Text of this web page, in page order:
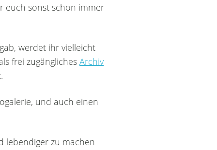
euch sonst schon immer
werdet ihr vielleicht
frei zugängliches Archiv
und auch einen
lebendiger zu machen -